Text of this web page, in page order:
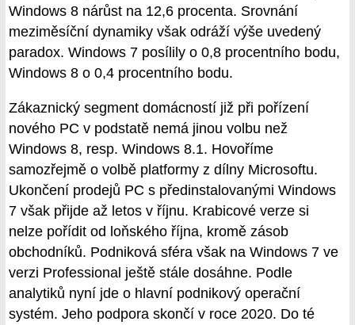
Windows 8 nárůst na 12,6 procenta. Srovnání
meziměsíční dynamiky však odráží výše uvedený
paradox. Windows 7 posílily o 0,8 procentního bodu,
Windows 8 o 0,4 procentního bodu.
Zákaznický segment domácností již při pořízení
nového PC v podstatě nemá jinou volbu než
Windows 8, resp. Windows 8.1. Hovoříme
samozřejmě o volbě platformy z dílny Microsoftu.
Ukončení prodejů PC s předinstalovanými Windows
7 však přijde až letos v říjnu. Krabicové verze si
nelze pořídit od loňského října, kromě zásob
obchodníků. Podniková sféra však na Windows 7 ve
verzi Professional ještě stále dosáhne. Podle
analytiků nyní jde o hlavní podnikový operační
systém. Jeho podpora skončí v roce 2020. Do té